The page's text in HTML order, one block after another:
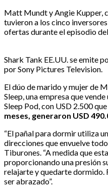
Matt Mundt y Angie Kupper,
tuvieron a los cinco inversores
ofertas durante el episodio
Shark Tank EE.UU. se emite
por Sony Pictures Television.
El dúo de marido y mujer de
Sleep, una empresa que
Sleep Pod, con USD 2.500
meses, generaron USD
“El pañal para dormir utiliza
direcciones que envuelve
Tiburones. “A medida que
proporcionando una presión
relajarte y quedarte dormido.
ser abrazado”.